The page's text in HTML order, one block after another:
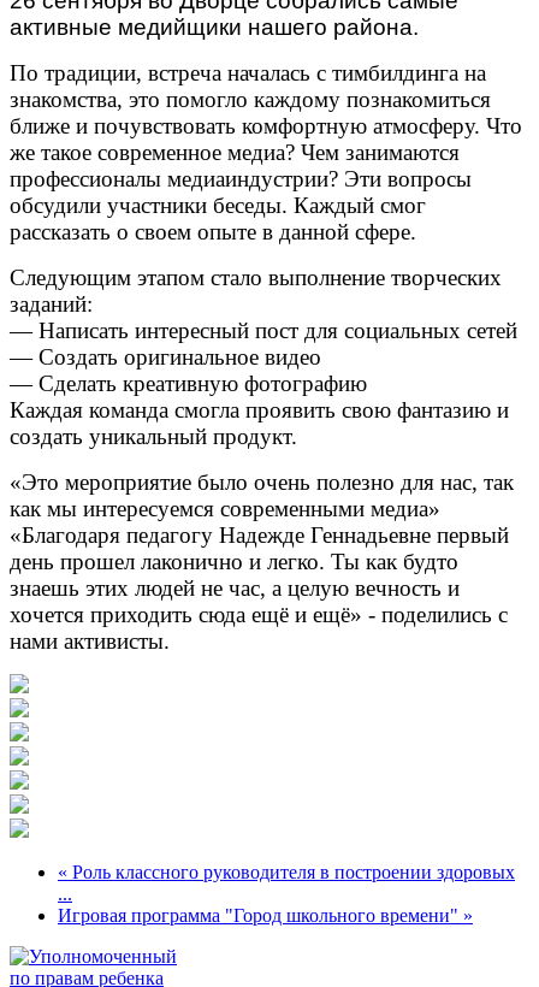
активные медийщики нашего района.
По традиции, встреча началась с тимбилдинга на
знакомства, это помогло каждому познакомиться
ближе и почувствовать комфортную атмосферу. Что
же такое современное медиа? Чем занимаются
профессионалы медиаиндустрии? Эти вопросы
обсудили участники беседы. Каждый смог
рассказать о своем опыте в данной сфере.
Следующим этапом стало выполнение творческих
заданий:
— Написать интересный пост для социальных сетей
— Создать оригинальное видео
— Сделать креативную фотографию
Каждая команда смогла проявить свою фантазию и
создать уникальный продукт.
«Это мероприятие было очень полезно для нас, так
как мы интересуемся современными медиа»
«Благодаря педагогу Надежде Геннадьевне первый
день прошел лаконично и легко. Ты как будто
знаешь этих людей не час, а целую вечность и
хочется приходить сюда ещё и ещё» - поделились с
нами активисты.
« Роль классного руководителя в построении здоровых
...
Игровая программа "Город школьного времени" »